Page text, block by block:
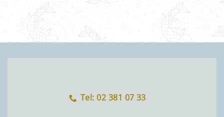
Tel: 02 381 07 33